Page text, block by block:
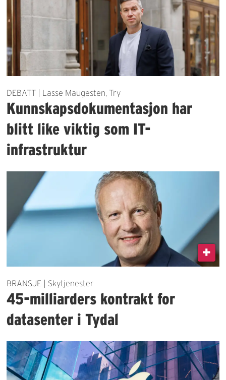
DEBATT | Lasse Maugesten, Try
Kunnskapsdokumentasjon har
blitt like viktig som IT-
infrastruktur
BRANSJE | Skytjenester
45-milliarders kontrakt for
datasenter i Tydal